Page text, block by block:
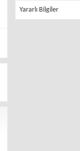
Yararlı Bilgiler